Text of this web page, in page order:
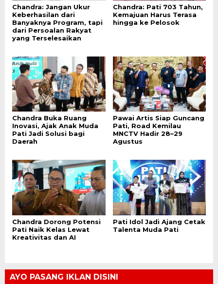
Chandra: Jangan Ukur
Keberhasilan dari
Banyaknya Program, tapi
dari Persoalan Rakyat
yang Terselesaikan
Chandra: Pati 703 Tahun,
Kemajuan Harus Terasa
hingga ke Pelosok
Chandra Buka Ruang
Inovasi, Ajak Anak Muda
Pati Jadi Solusi bagi
Daerah
Pawai Artis Siap Guncang
Pati, Road Kemilau
MNCTV Hadir 28–29
Agustus
Chandra Dorong Potensi
Pati Naik Kelas Lewat
Kreativitas dan AI
Pati Idol Jadi Ajang Cetak
Talenta Muda Pati
AYO PASANG IKLAN DISINI